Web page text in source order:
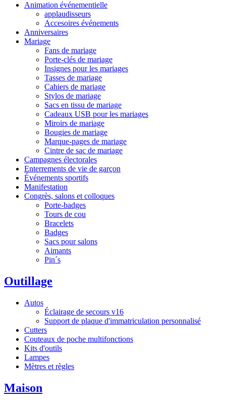
Animation événementielle
applaudisseurs
Accesoires événements
Anniversaires
Mariage
Fans de mariage
Porte-clés de mariage
Insignes pour les mariages
Tasses de mariage
Cahiers de mariage
Stylos de mariage
Sacs en tissu de mariage
Cadeaux USB pour les mariages
Miroirs de mariage
Bougies de mariage
Marque-pages de mariage
Cintre de sac de mariage
Campagnes électorales
Enterrements de vie de garçon
Événements sportifs
Manifestation
Congrès, salons et colloques
Porte-badges
Tours de cou
Bracelets
Badges
Sacs pour salons
Aimants
Pin´s
Outillage
Autos
Éclairage de secours v16
Support de plaque d'immatriculation personnalisé
Cutters
Couteaux de poche multifonctions
Kits d'outils
Lampes
Mètres et règles
Maison